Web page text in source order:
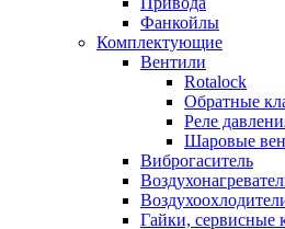
Фанкойлы
Комплектующие
Вентили
Rotalock
Обратные
Реле
Шаровые
Виброгаситель
Гайки, сервисные